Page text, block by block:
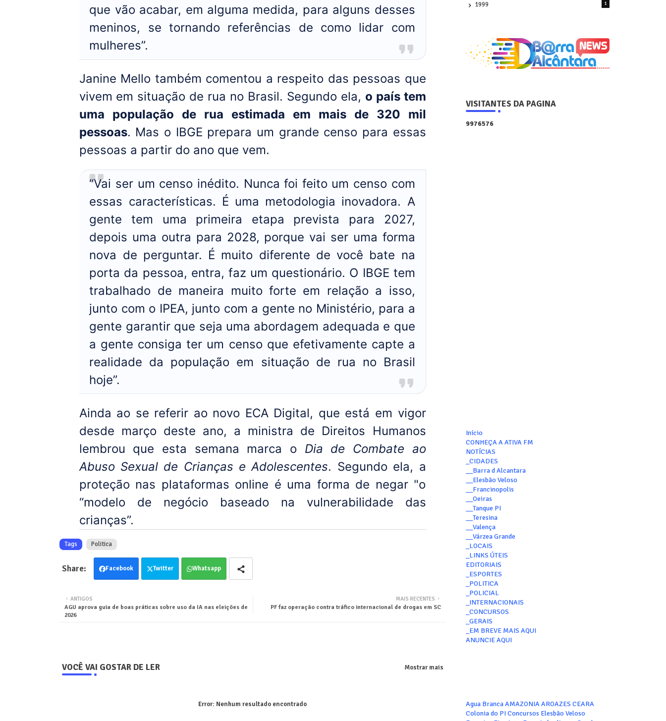
que vão acabar, em alguma medida, para alguns desses
meninos, se tornando referências de como lidar com
mulheres”.
Janine Mello também comentou a respeito das pessoas que
vivem em situação de rua no Brasil. Segundo ela, o país tem
uma população de rua estimada em mais de 320 mil
pessoas. Mas o IBGE prepara um grande censo para essas
pessoas a partir do ano que vem.
“Vai ser um censo inédito. Nunca foi feito um censo com
essas características. É uma metodologia inovadora. A
gente tem uma primeira etapa prevista para 2027,
depois uma outra para 2028, porque vai ser uma forma
nova de perguntar. É muito diferente de você bate na
porta da pessoa, entra, faz um questionário. O IBGE tem
trabalhado de maneira muito forte em relação a isso,
junto com o IPEA, junto com a gente no Ministério, para a
gente garantir que seja uma abordagem adequada e que
a gente consiga ter um censo que efetivamente capte a
realidade da população em situação de rua no Brasil
hoje”.
Ainda ao se referir ao novo ECA Digital, que está em vigor
desde março deste ano, a ministra de Direitos Humanos
lembrou que esta semana marca o Dia de Combate ao
Abuso Sexual de Crianças e Adolescentes. Segundo ela, a
proteção nas plataformas online é uma forma de negar "o
“modelo de negócio baseado na vulnerabilidade das
crianças”.
Tags Politica
Facebook Twitter Whatsapp
MAIS RECENTES
PF faz operação contra tráfico internacional de drogas em SC
ANTIGOS
AGU aprova guia de boas práticas sobre uso da IA nas eleições de
2026
VOCÊ VAI GOSTAR DE LER Mostrar mais
Error: Nenhum resultado encontrado
1999 1
VISITANTES DA PAGINA
9976576
Início
CONHEÇA A ATIVA FM
NOTÍCIAS
_CIDADES
__Barra d Alcantara
__Elesbão Veloso
__Francinopolis
__Oeiras
__Tanque PI
__Teresina
__Valença
__Várzea Grande
_LOCAIS
_LINKS ÚTEIS
EDITORIAIS
_ESPORTES
_POLITICA
_POLICIAL
_INTERNACIONAIS
_CONCURSOS
_GERAIS
_EM BREVE MAIS AQUI
ANUNCIE AQUI
Agua Branca AMAZONIA AROAZES CEARA
Colonia do PI Concursos Elesbão Veloso